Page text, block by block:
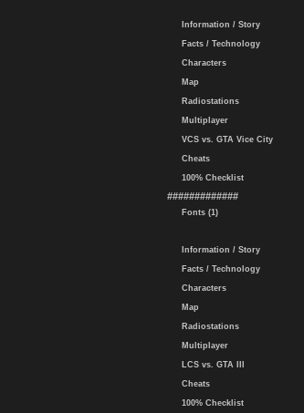
Information / Story
Facts / Technology
Characters
Map
Radiostations
Multiplayer
VCS vs. GTA Vice City
Cheats
100% Checklist
#############
Fonts (1)
Information / Story
Facts / Technology
Characters
Map
Radiostations
Multiplayer
LCS vs. GTA III
Cheats
100% Checklist